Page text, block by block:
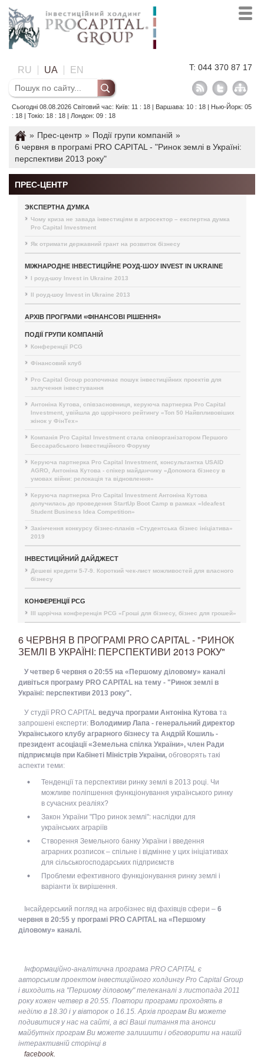
RU UA EN T: 044 370 87 17
Сьогодні 08.08.2026 Світовий час: Київ: 11 : 18 | Варшава: 10 : 18 | Нью-Йорк: 05
: 18 | Токіо: 18 : 18 | Лондон: 09 : 18
» Прес-центр » Події групи компаній »
6 червня в програмі PRO CAPITAL - "Ринок землі в Україні:
перспективи 2013 року"
ПРЕС-ЦЕНТР
ЭКСПЕРТНА ДУМКА
Чому криза не завада інвестиціям в агросектор – експертна думка
Pro Capital Investment
Як отримати державний грант на розвиток бізнесу
МІЖНАРОДНЕ ІНВЕСТИЦІЙНЕ РОУД-ШОУ INVEST IN UKRAINE
I роуд-шоу Invest in Ukraine 2013
II роуд-шоу Invest in Ukraine 2013
АРХІВ ПРОГРАМИ «ФІНАНСОВІ РІШЕННЯ»
ПОДІЇ ГРУПИ КОМПАНІЙ
Конференції PCG
Фінансовий клуб
Pro Capital Group розпочинає пошук інвестиційних проектів для
залучення інвестування
Антоніна Кутова, співзасновниця, керуюча партнерка Pro Capital
Investment, увійшла до щорічного рейтингу «Топ 50 Найвпливовіших
жінок у ФінТех»
Компанія Pro Capital Investment стала співорганізатором Першого
Бессарабського Інвестиційного Форуму
Керуюча партнерка Pro Capital Investment, консультантка USAID
AGRO, Антоніна Кутова - спікер майданчику «Допомога бізнесу в
умовах війни: релокація та відновлення»
Керуюча партнерка Pro Capital Investment Антоніна Кутова
долучилась до проведення StartUp Boot Camp в рамках «Ideafest
Student Business Idea Competition»
Закінчення конкурсу бізнес-планів «Студентська бізнес ініціатива»
2019
ІНВЕСТИЦІЙНИЙ ДАЙДЖЕСТ
Дешеві кредити 5-7-9. Короткий чек-лист можливостей для власного
бізнесу
КОНФЕРЕНЦІЇ PCG
III щорічна конференція PCG «Гроші для бізнесу, бізнес для грошей»
6 ЧЕРВНЯ В ПРОГРАМІ PRO CAPITAL - "РИНОК
ЗЕМЛІ В УКРАЇНІ: ПЕРСПЕКТИВИ 2013 РОКУ"
У четвер 6 червня о 20:55 на «Першому діловому» каналі
дивіться програму PRO CAPITAL на тему - "Ринок землі в
Україні: перспективи 2013 року".
У студії PRO CAPITAL ведуча програми Антоніна Кутова та
запрошені експерти: Володимир Лапа - генеральний директор
Українського клубу аграрного бізнесу та Андрій Кошиль -
президент асоціації «Земельна спілка України», член Ради
підприємців при Кабінеті Міністрів України, обговорять такі
аспекти теми:
Тенденції та перспективи ринку землі в 2013 році. Чи
можливе поліпшення функціонування українського ринку
в сучасних реаліях?
Закон України "Про ринок землі": наслідки для
українських аграріїв
Створення Земельного банку України і введення
аграрних розписок – спільне і відмінне у цих ініціативах
для сільськогосподарських підприємств
Проблеми ефективного функціонування ринку землі і
варіанти їх вирішення.
Інсайдерський погляд на агробізнес від фахівців сфери – 6
червня в 20:55 у програмі PRO CAPITAL на «Першому
діловому» каналі.
Інформаційно-аналітична програма PRO CAPITAL є
авторським проектом інвестиційного холдингу Pro Capital Group
і виходить на "Першому діловому" телеканалі з листопада 2011
року кожен четвер в 20.55. Повтори програми проходять в
неділю в 18.30 і у вівторок о 16.15. Архів програм Ви можете
подивитися у нас на сайті, а всі Ваші питання та анонси
майбутніх програм Ви можете залишити і обговорити на нашій
інтерактивній сторінці в
facebook.